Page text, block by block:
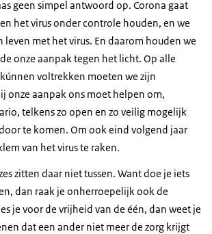
geen simpel antwoord op. Corona gaat
het virus onder controle houden, en we
leven met het virus. En daarom houden we
onze aanpak tegen het licht. Op alle
kúnnen voltrekken moeten we zijn
onze aanpak ons moet helpen om,
telkens zo open en zo veilig mogelijk
te komen. Om ook eind volgend jaar
van het virus te raken.
zitten daar niet tussen. Want doe je iets
dan raak je onherroepelijk ook de
je voor de vrijheid van de één, dan weet je
dat een ander niet meer de zorg krijgt